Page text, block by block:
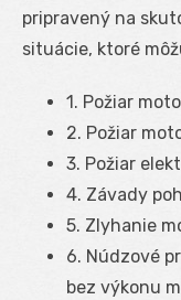
pripravený na
situácie, ktoré
1. Požiar
2. Požiar
3. Požiar
4. Závady
5. Zlyhanie
6. Núdzové
bez výkonu